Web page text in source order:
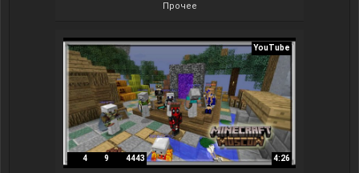
Прочее
YouTube
4 9 4443 4:26